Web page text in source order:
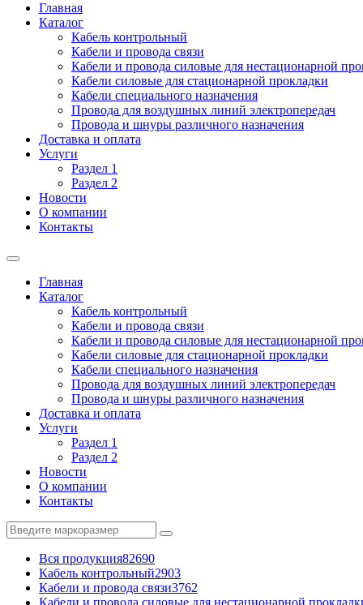
Главная
Каталог
Кабель контрольный
Кабели и провода связи
Кабели и провода силовые для нестационарной
Кабели силовые для стационарной прокладки
Кабели специального назначения
Провода для воздушных линий электропередач
Провода и шнуры различного назначения
Доставка и оплата
Услуги
Раздел 1
Раздел 2
Новости
О компании
Контакты
Главная
Каталог
Кабель контрольный
Кабели и провода связи
Кабели и провода силовые для нестационарной
Кабели силовые для стационарной прокладки
Кабели специального назначения
Провода для воздушных линий электропередач
Провода и шнуры различного назначения
Доставка и оплата
Услуги
Раздел 1
Раздел 2
Новости
О компании
Контакты
Вся продукция82690
Кабель контрольный2903
Кабели и провода связи3762
Кабели и провода силовые для нестационарной